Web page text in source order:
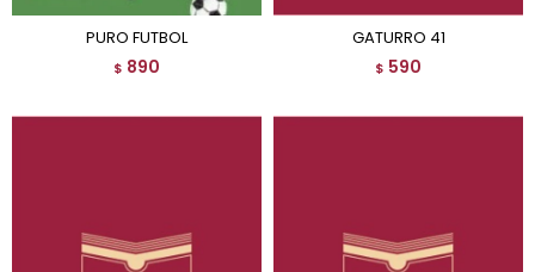
PURO FUTBOL
$ 890
GATURRO 41
$ 590